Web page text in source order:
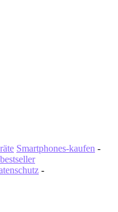
Smartphones-kaufen -
-